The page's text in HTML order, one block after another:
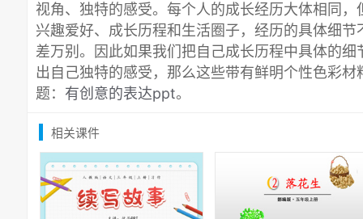
视角、独特的感受。每个人的成长经历大体相同
兴趣爱好、成长历程和生活圈子，经历的具体细
差万别。因此如果我们把自己成长历程中具体的
出自己独特的感受，那么这些带有鲜明个性色彩
题： 有创意的表达ppt。
相关课件